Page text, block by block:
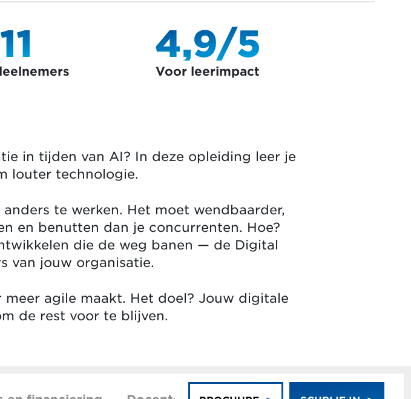
4,9/5
Voor leerimpact
in tijden van AI? In deze opleiding leer je
louter technologie.
te werken. Het moet wendbaarder,
en benutten dan je concurrenten. Hoe?
die de weg banen — de Digital
van jouw organisatie.
agile maakt. Het doel? Jouw digitale
de rest voor te blijven.